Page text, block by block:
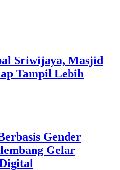
Sriwijaya, Masjid
Tampil Lebih
Gender
Gelar